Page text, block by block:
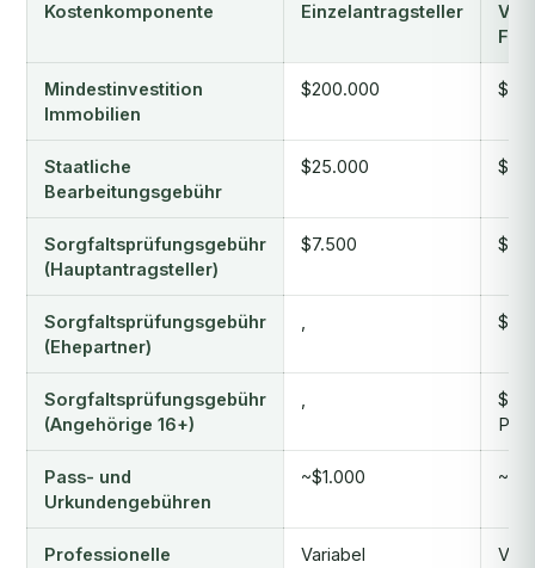
Kostenkomponente
Einzelantragsteller
Mindestinvestition
Immobilien
$200.000
Staatliche
Bearbeitungsgebühr
$25.000
Sorgfaltsprüfungsgebühr
(Hauptantragsteller)
$7.500
Sorgfaltsprüfungsgebühr
(Ehepartner)
Sorgfaltsprüfungsgebühr
(Angehörige 16+)
Pass- und
Urkundengebühren
~$1.000
Professionelle
Variabel